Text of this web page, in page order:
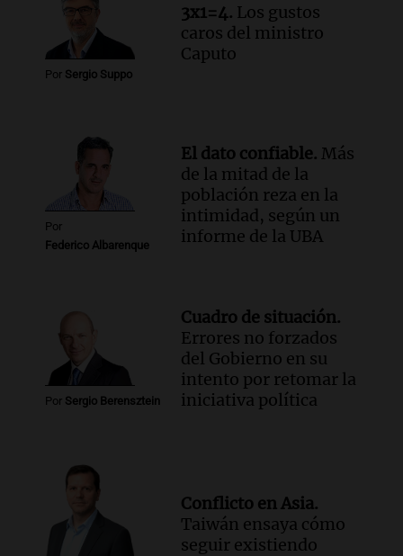
Episodios
Por Sergio Suppo
3x1=4. Los gustos
caros del ministro
Caputo
Por
Federico Albarenque
El dato confiable. Más
de la mitad de la
población reza en la
intimidad, según un
informe de la UBA
Por Sergio Berensztein
Cuadro de situación.
Errores no forzados
del Gobierno en su
intento por retomar la
iniciativa política
Conflicto en Asia.
Taiwán ensaya cómo
seguir existiendo